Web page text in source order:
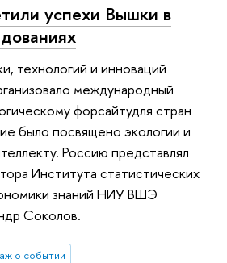
успехи Вышки в
технологий и инноваций
международный
форсайтудля стран
было посвящено экологии и
Россию представлял
Института статистических
знаний НИУ ВШЭ
Соколов.
о событии